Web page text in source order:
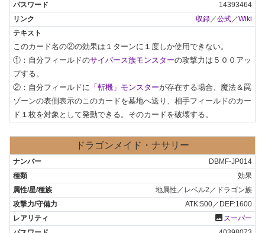
14393464
収録／公式／Wiki
このカード名の②の効果は１ターンに１度しか使用できない。
①：自分フィールドのサイバース族モンスターの攻撃力は５００アッ
プする。
②：自分フィールドに 「斬機」モンスターが存在する場合、魔法＆罠
ゾーンの表側表示のこのカードを墓地へ送り、相手フィールドのカー
ド１枚を対象として発動できる。そのカードを破壊する。
ドラゴンメイド・ナサリー
DBMF-JP014
効果
地属性／レベル2／ドラゴン族
ATK:500／DEF:1600
photo スーパー